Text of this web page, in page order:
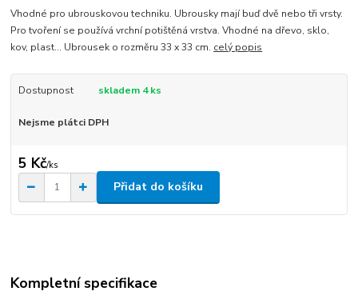
Vhodné pro ubrouskovou techniku. Ubrousky mají buď dvě nebo tři vrsty.
Pro tvoření se používá vrchní potištěná vrstva. Vhodné na dřevo, sklo,
kov, plast... Ubrousek o rozměru 33 x 33 cm. celý popis
Dostupnost skladem 4 ks
Nejsme plátci DPH
5 Kč/ks
Přidat do košíku
Kompletní specifikace